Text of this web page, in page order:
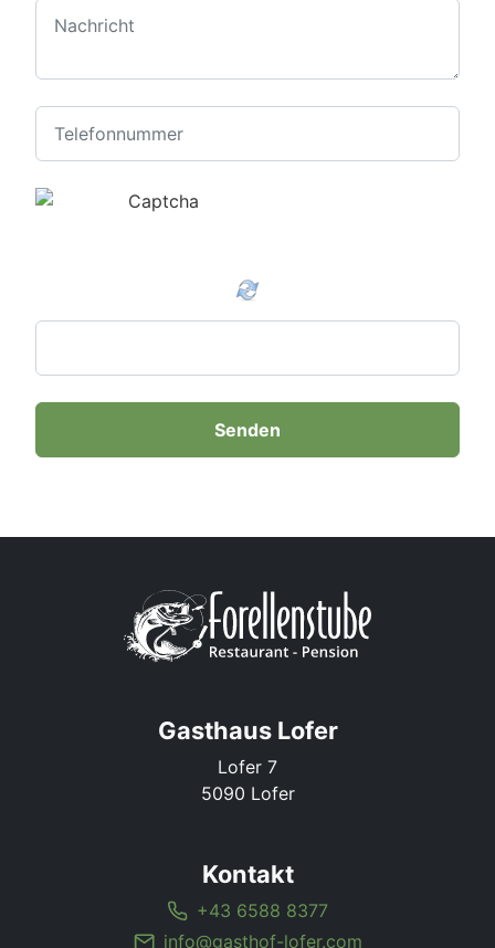
Senden
Gasthaus Lofer
Lofer 7
5090 Lofer
Kontakt
+43 6588 8377
info@gasthof-lofer.com